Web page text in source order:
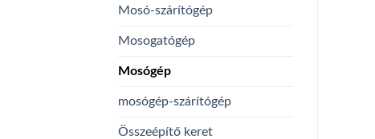
Mosó-szárítógép
Mosogatógép
Mosógép
mosógép-szárítógép
Összeépítő keret